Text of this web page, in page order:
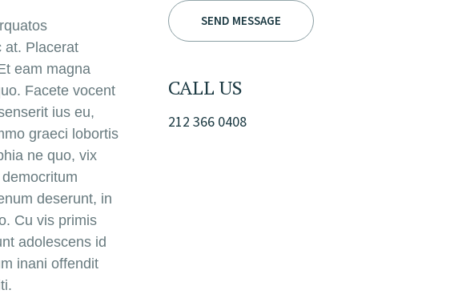
at. Placerat
eam magna
Facete vocent
ius eu,
graeci lobortis
ne quo, vix
deserunt, in
Cu vis primis
adolescens id
inani offendit
CALL US
212 366 0408